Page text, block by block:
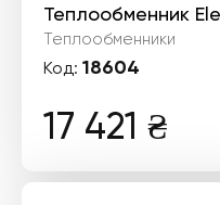
Теплообменник
Теплообменники
Код: 18604
17 421 ₴